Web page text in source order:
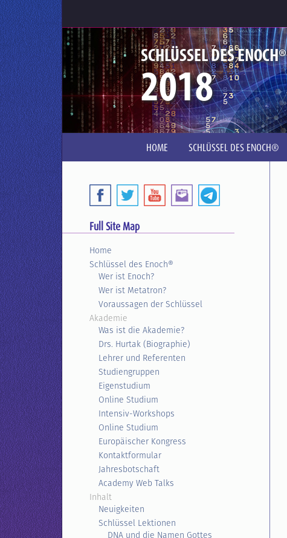
SCHLÜSSEL DES ENOCH®
2018
HOME SCHLÜSSEL DES ENOCH®
Full Site Map
Home
Schlüssel des Enoch®
Wer ist Enoch?
Wer ist Metatron?
Voraussagen der Schlüssel
Akademie
Was ist die Akademie?
Drs. Hurtak (Biographie)
Lehrer und Referenten
Studiengruppen
Eigenstudium
Online Studium
Intensiv-Workshops
Online Studium
Europäischer Kongress
Kontaktformular
Jahresbotschaft
Academy Web Talks
Inhalt
Neuigkeiten
Schlüssel Lektionen
DNA und die Namen Gottes